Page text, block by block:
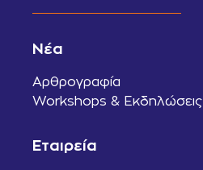
Νέα
Αρθρογραφία
Workshops & Εκδηλώσεις
Εταιρεία